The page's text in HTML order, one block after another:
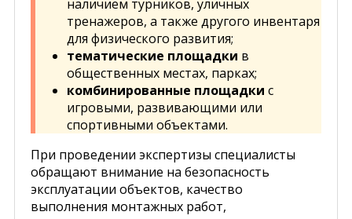
наличием турников, уличных
тренажеров, а также другого инвентаря
для физического развития;
тематические площадки в
общественных местах, парках;
комбинированные площадки с
игровыми, развивающими или
спортивными объектами.
При проведении экспертизы специалисты
обращают внимание на безопасность
эксплуатации объектов, качество
выполнения монтажных работ,